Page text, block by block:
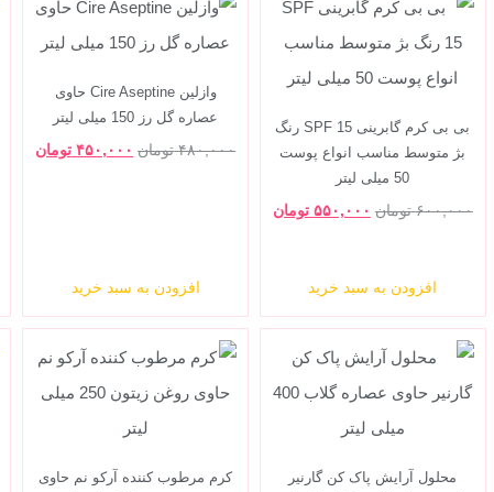
بی بی کرم گابرینی SPF 15 رنگ
بژ متوسط مناسب انواع پوست
50 میلی لیتر
۶۰۰,۰۰۰ تومان ۵۵۰,۰۰۰ تومان
افزودن به سبد خرید
وازلین Cire Aseptine حاوی
عصاره گل رز 150 میلی لیتر
۴۸۰,۰۰۰ تومان ۴۵۰,۰۰۰ تومان
افزودن به سبد خرید
محلول آرایش پاک کن گارنیر
کرم مرطوب کننده آرکو نم حاوی